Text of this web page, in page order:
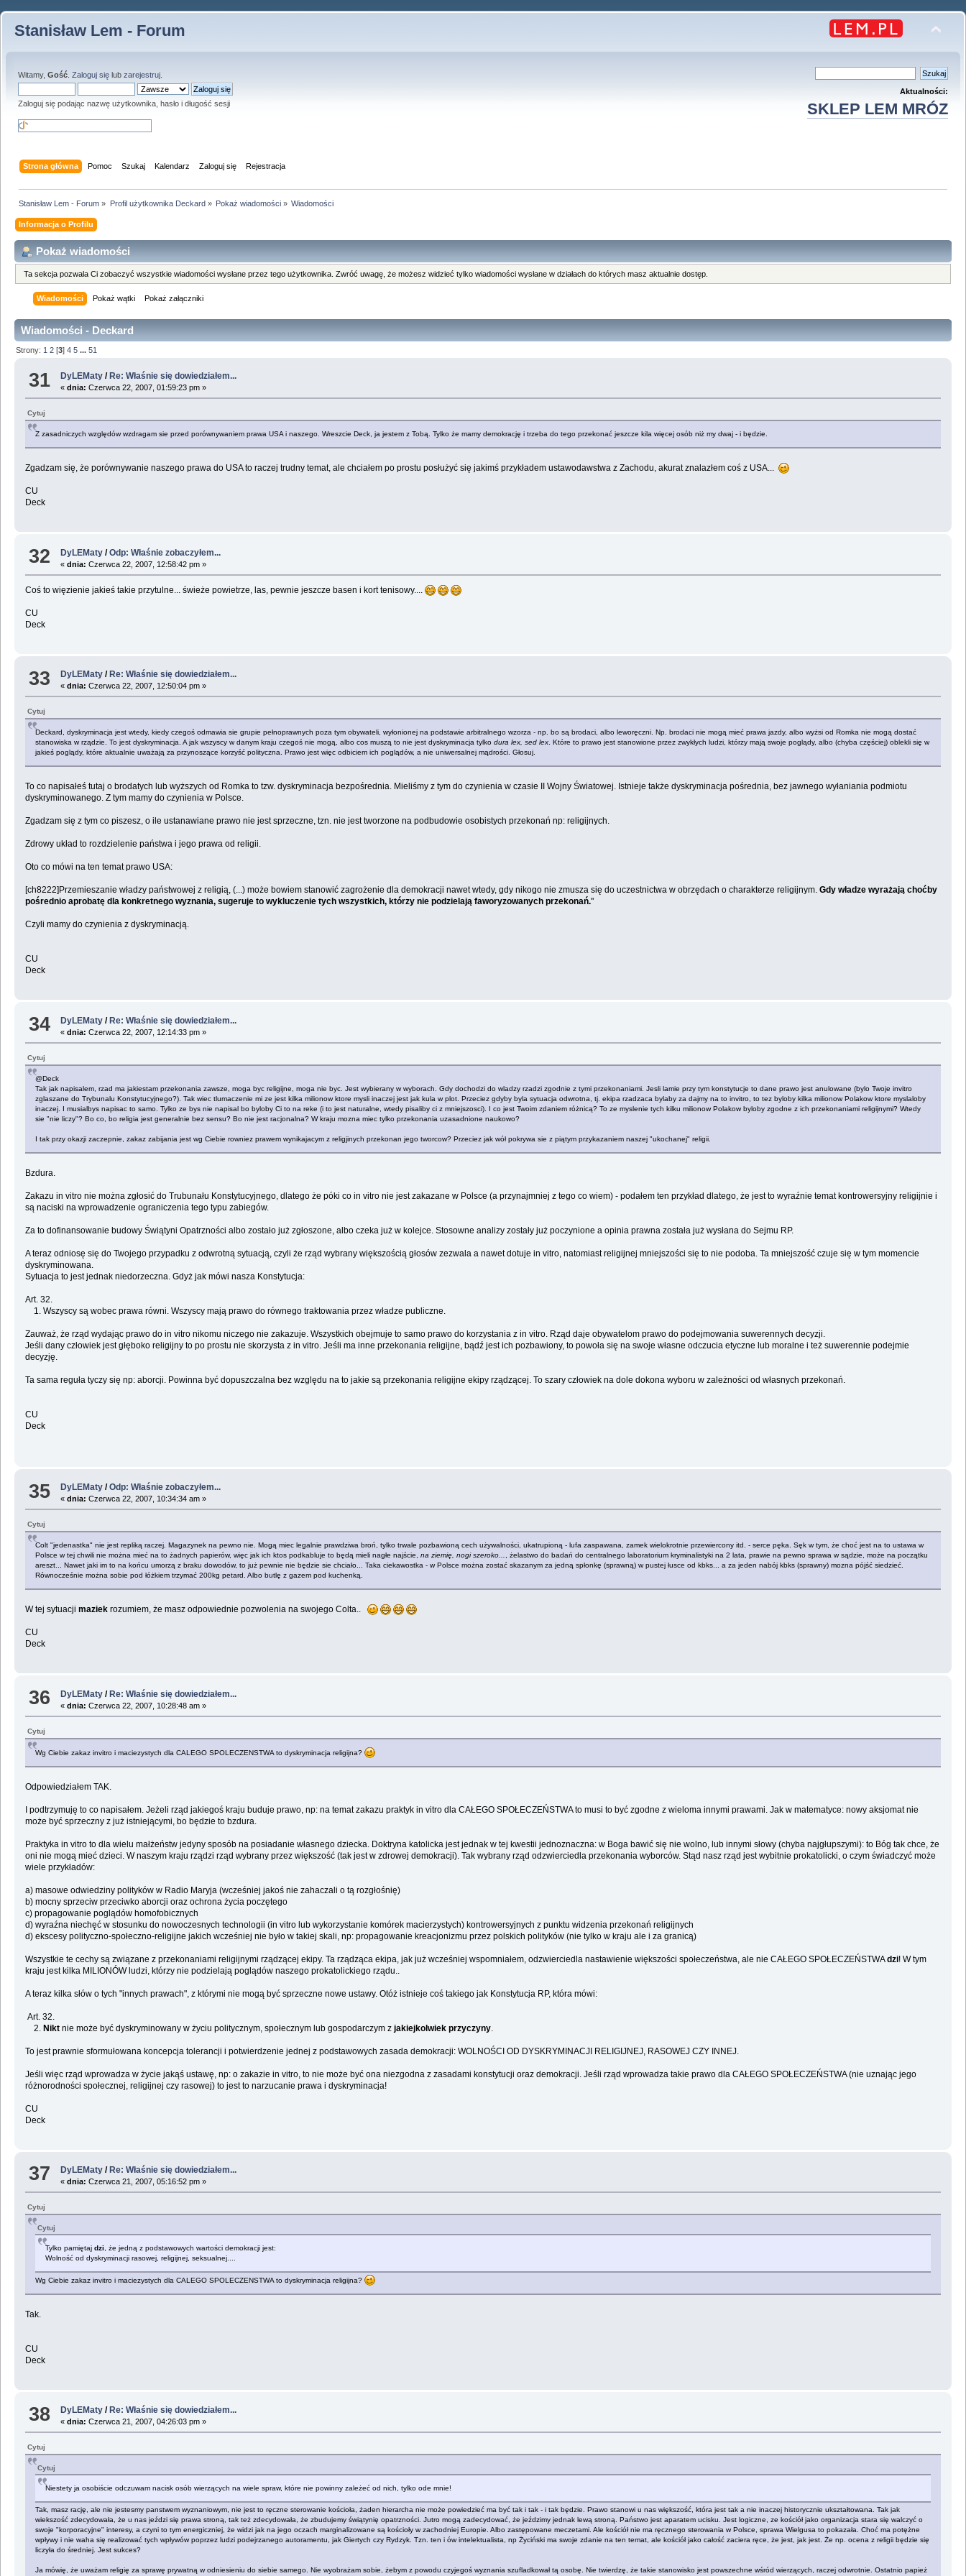
Stanisław Lem - Forum
Witamy, Gość Zaloguj się lub zarejestruj
Zaloguj się podając nazwę użytkownika, hasło i długość sesji
Aktualności:
SKLEP LEM MRÓZ
Strona główna Pomoc Szukaj Kalendarz Zaloguj się Rejestracja
Stanisław Lem - Forum » Profil użytkownika Deckard» Pokaż wiadomości» Wiadomości
Informacja o Profilu
Pokaż wiadomości
Ta sekcja pozwala Ci zobaczyć wszystkie wiadomości wysłane przez tego użytkownika. Zwróć uwagę, że możesz widzieć tylko wiadomości wysłane w działach do których masz aktualnie dostęp.
Wiadomości Pokaż wątki Pokaż załączniki
Wiadomości - Deckard
Strony: 1 2 [3]4 5 ...51
31 DyLEMaty / Re: Właśnie się dowiedziałem...
«dnia: Czerwca 22, 2007, 01:59:23 pm »
Cytuj
Z zasadniczych względów wzdragam sie przed porównywaniem prawa USA i naszego. Wreszcie Deck, ja jestem z Tobą. Tylko że mamy demokrację i trzeba do tego przekonać jeszcze kila więcej osób niż my dwaj - i będzie.
Zgadzam się, że porównywanie naszego prawa do USA to raczej trudny temat, ale chciałem po prostu posłużyć się jakimś przykładem ustawodawstwa z Zachodu, akurat znalazłem coś z USA...
CU
Deck
32 DyLEMaty /Odp: Właśnie zobaczyłem...
«dnia: Czerwca 22, 2007, 12:58:42 pm »
Coś to więzienie jakieś takie przytulne... świeże powietrze, las, pewnie jeszcze basen i kort tenisowy....
CU
Deck
33 DyLEMaty / Re: Właśnie się dowiedziałem...
«dnia: Czerwca 22, 2007, 12:50:04 pm »
Cytuj
Deckard, dyskryminacja jest wtedy, kiedy czegoś odmawia sie grupie pełnoprawnych poza tym obywateli, wyłonionej na podstawie arbitralnego wzorza - np. bo są brodaci, albo leworęczni. Np. brodaci nie mogą mieć prawa jazdy, albo wyżsi od Romka nie mogą dostać
stanowiska w rządzie. To jest dyskryminacja. A jak wszyscy w danym kraju czegoś nie mogą, albo cos muszą to nie jest dyskryminacja tylko dura lex, sed lex. Które to prawo jest stanowione przez zwykłych ludzi, którzy mają swoje poglądy, albo (chyba częściej) oblekli się w
jakieś poglądy, które aktualnie uważają za przynoszące korzyść polityczna. Prawo jest więc odbiciem ich poglądów, a nie uniwersalnej mądrości. Głosuj.
To co napisałeś tutaj o brodatych lub wyższych od Romka to tzw. dyskryminacja bezpośrednia. Mieliśmy z tym do czynienia w czasie II Wojny Światowej. Istnieje także dyskryminacja pośrednia, bez jawnego wyłaniania podmiotu
dyskryminowanego. Z tym mamy do czynienia w Polsce.
Zgadzam się z tym co piszesz, o ile ustanawiane prawo nie jest sprzeczne, tzn. nie jest tworzone na podbudowie osobistych przekonań np: religijnych.
Zdrowy układ to rozdzielenie państwa i jego prawa od religii.
Oto co mówi na ten temat prawo USA:
[ch8222]Przemieszanie władzy państwowej z religią, (...) może bowiem stanowić zagrożenie dla demokracji nawet wtedy, gdy nikogo nie zmusza się do uczestnictwa w obrzędach o charakterze religijnym. Gdy władze wyrażają choćby
pośrednio aprobatę dla konkretnego wyznania, sugeruje to wykluczenie tych wszystkich, którzy nie podzielają faworyzowanych przekonań."
Czyli mamy do czynienia z dyskryminacją.
CU
Deck
34 DyLEMaty /Re: Właśnie się dowiedziałem...
«dnia: Czerwca 22, 2007, 12:14:33 pm »
Cytuj
@Deck
Tak jak napisalem, rzad ma jakiestam przekonania zawsze, moga byc religijne, moga nie byc. Jest wybierany w wyborach. Gdy dochodzi do wladzy rzadzi zgodnie z tymi przekonaniami. Jesli lamie przy tym konstytucje to dane prawo jest anulowane (bylo Twoje invitro
zglaszane do Trybunalu Konstytucyjnego?). Tak wiec tlumaczenie mi ze jest kilka milionow ktore mysli inaczej jest jak kula w plot. Przeciez gdyby byla sytuacja odwrotna, tj. ekipa rzadzaca bylaby za dajmy na to invitro, to tez byloby kilka milionow Polakow ktore myslaloby
inaczej. I musialbys napisac to samo. Tylko ze bys nie napisal bo byloby Ci to na reke (i to jest naturalne, wtedy pisaliby ci z mniejszosci). I co jest Twoim zdaniem różnicą? To ze myslenie tych kilku milionow Polakow byloby zgodne z ich przekonaniami religijnymi? Wtedy
sie "nie liczy"? Bo co, bo religia jest generalnie bez sensu? Bo nie jest racjonalna? W kraju mozna miec tylko przekonania uzasadnione naukowo?
I tak przy okazji zaczepnie, zakaz zabijania jest wg Ciebie rowniez prawem wynikajacym z religjinych przekonan jego tworcow? Przeciez jak wół pokrywa sie z piątym przykazaniem naszej "ukochanej" religii.
Bzdura.
Zakazu in vitro nie można zgłosić do Trubunału Konstytucyjnego, dlatego że póki co in vitro nie jest zakazane w Polsce (a przynajmniej z tego co wiem) - podałem ten przykład dlatego, że jest to wyraźnie temat kontrowersyjny religijnie i
są naciski na wprowadzenie ograniczenia tego typu zabiegów.
Za to dofinansowanie budowy Świątyni Opatrzności albo zostało już zgłoszone, albo czeka już w kolejce. Stosowne analizy zostały już poczynione a opinia prawna została już wysłana do Sejmu RP.
A teraz odniosę się do Twojego przypadku z odwrotną sytuacją, czyli że rząd wybrany większością głosów zezwala a nawet dotuje in vitro, natomiast religijnej mniejszości się to nie podoba. Ta mniejszość czuje się w tym momencie
dyskryminowana.
Sytuacja to jest jednak niedorzeczna. Gdyż jak mówi nasza Konstytucja:
Art. 32.
1. Wszyscy są wobec prawa równi. Wszyscy mają prawo do równego traktowania przez władze publiczne.
Zauważ, że rząd wydając prawo do in vitro nikomu niczego nie zakazuje. Wszystkich obejmuje to samo prawo do korzystania z in vitro. Rząd daje obywatelom prawo do podejmowania suwerennych decyzji.
Jeśli dany człowiek jest głęboko religijny to po prostu nie skorzysta z in vitro. Jeśli ma inne przekonania religijne, bądź jest ich pozbawiony, to powoła się na swoje własne odczucia etyczne lub moralne i też suwerennie podejmie
decyzję.
Ta sama reguła tyczy się np: aborcji. Powinna być dopuszczalna bez względu na to jakie są przekonania religijne ekipy rządzącej. To szary człowiek na dole dokona wyboru w zależności od własnych przekonań.
CU
Deck
35 DyLEMaty /Odp: Właśnie zobaczyłem...
«dnia: Czerwca 22, 2007, 10:34:34 am »
Cytuj
Colt "jedenastka" nie jest repliką raczej. Magazynek na pewno nie. Mogą miec legalnie prawdziwa broń, tylko trwale pozbawioną cech używalności, ukatrupioną - lufa zaspawana, zamek wielokrotnie przewiercony itd. - serce pęka. Sęk w tym, że choć jest na to ustawa w
Polsce w tej chwili nie można mieć na to żadnych papierów, więc jak ich ktos podkabluje to będą mieli nagłe najście, na ziemię, nogi szeroko...
, żelastwo do badań do centralnego laboratorium kryminalistyki na 2 lata, prawie na pewno sprawa w sądzie, może na początku
areszt... Nawet jaki im to na końcu umorzą z braku dowodów, to już pewnie nie będzie sie chciało... Taka ciekawostka - w Polsce można zostać skazanym za jedną spłonkę (sprawną) w pustej łusce od kbks... a za jeden nabój kbks (sprawny) mozna pójść siedzieć.
Równocześnie można sobie pod łóżkiem trzymać 200kg petard. Albo butlę z gazem pod kuchenką.
W tej sytuacji maziekrozumiem, że masz odpowiednie pozwolenia na swojego Colta..
CU
Deck
36 DyLEMaty /Re: Właśnie się dowiedziałem...
«dnia: Czerwca 22, 2007, 10:28:48 am »
Cytuj
Wg Ciebie zakaz invitro i maciezystych dla CALEGO SPOLECZENSTWA to dyskryminacja religijna?
Odpowiedziałem TAK.
I podtrzymuję to co napisałem. Jeżeli rząd jakiegoś kraju buduje prawo, np: na temat zakazu praktyk in vitro dla CAŁEGO SPOŁECZEŃSTWA to musi to być zgodne z wieloma innymi prawami. Jak w matematyce: nowy aksjomat nie
może być sprzeczny z już istniejącymi, bo będzie to bzdura.
Praktyka in vitro to dla wielu małżeństw jedyny sposób na posiadanie własnego dziecka. Doktryna katolicka jest jednak w tej kwestii jednoznaczna: w Boga bawić się nie wolno, lub innymi słowy (chyba najgłupszymi): to Bóg tak chce, że
oni nie mogą mieć dzieci. W naszym kraju rządzi rząd wybrany przez większość (tak jest w zdrowej demokracji). Tak wybrany rząd odzwierciedla przekonania wyborców. Stąd nasz rząd jest wybitnie prokatolicki, o czym świadczyć może
wiele przykładów:
a) masowe odwiedziny polityków w Radio Maryja (wcześniej jakoś nie zahaczali o tą rozgłośnię)
b) mocny sprzeciw przeciwko aborcji oraz ochrona życia poczętego
c) propagowanie poglądów homofobicznych
d) wyraźna niechęć w stosunku do nowoczesnych technologii (in vitro lub wykorzystanie komórek macierzystych) kontrowersyjnych z punktu widzenia przekonań religijnych
d) ekscesy polityczno-społeczno-religijne jakich wcześniej nie było w takiej skali, np: propagowanie kreacjonizmu przez polskich polityków (nie tylko w kraju ale i za granicą)
Wszystkie te cechy są związane z przekonaniami religijnymi rządzącej ekipy. Ta rządząca ekipa, jak już wcześniej wspomniałem, odzwierciedla nastawienie większości społeczeństwa, ale nie CAŁEGO SPOŁECZEŃSTWAdzi! W tym
kraju jest kilka MILIONÓW ludzi, którzy nie podzielają poglądów naszego prokatolickiego rządu..
A teraz kilka słów o tych "innych prawach", z którymi nie mogą być sprzeczne nowe ustawy. Otóż istnieje coś takiego jak Konstytucja RP, która mówi:
Art. 32.
2. Niktnie może być dyskryminowany w życiu politycznym, społecznym lub gospodarczym z jakiejkolwiek przyczyny.
To jest prawnie sformułowana koncepcja tolerancji i potwierdzenie jednej z podstawowych zasada demokracji: WOLNOŚCI OD DYSKRYMINACJI RELIGIJNEJ, RASOWEJ CZY INNEJ.
Jeśli więc rząd wprowadza w życie jakąś ustawę, np: o zakazie in vitro, to nie może być ona niezgodna z zasadami konstytucji oraz demokracji. Jeśli rząd wprowadza takie prawo dla CAŁEGO SPOŁECZEŃSTWA (nie uznając jego
różnorodności społecznej, religijnej czy rasowej) to jest to narzucanie prawa i dyskryminacja!
CU
Deck
37 DyLEMaty / Re: Właśnie się dowiedziałem...
«dnia: Czerwca 21, 2007, 05:16:52 pm »
Cytuj
Cytuj
Tylko pamiętaj dzi , że jedną z podstawowych wartości demokracji jest:
Wolność od dyskryminacji rasowej, religijnej, seksualnej....
Wg Ciebie zakaz invitro i maciezystych dla CALEGO SPOLECZENSTWA to dyskryminacja religijna?
Tak.
CU
Deck
38 DyLEMaty / Re: Właśnie się dowiedziałem...
«dnia: Czerwca 21, 2007, 04:26:03 pm »
Cytuj
Cytuj
Niestety ja osobiście odczuwam nacisk osób wierzących na wiele spraw, które nie powinny zależeć od nich, tylko ode mnie!
Tak, masz rację, ale nie jestesmy panstwem wyznaniowym, nie jest to ręczne sterowanie kościoła, żaden hierarcha nie może powiedzieć ma być tak i tak - i tak będzie. Prawo stanowi u nas większość, która jest tak a nie inaczej historycznie ukształtowana. Tak jak
wiekszość zdecydowała, że u nas jeździ się prawa stroną, tak też zdecydowała, że zbudujemy świątynię opatrzności. Jutro mogą zadecydować, że jeździmy jednak lewą stroną. Państwo jest aparatem ucisku. Jest logiczne, ze kościół jako organizacja stara się walczyć o
swoje "korporacyjne" interesy, a czyni to tym energiczniej, że widzi jak na jego oczach marginalizowane są kościoły w zachodniej Europie. Albo zastępowane meczetami. Ale kościół nie ma ręcznego sterowania w Polsce, sprawa Wielgusa to pokazała. Choć ma potężne
wpływy i nie waha się realizować tych wpływów poprzez ludzi podejrzanego autoramentu, jak Giertych czy Rydzyk. Tzn. ten i ów intelektualista, np Życiński ma swoje zdanie na ten temat, ale kościół jako całość zaciera ręce, że jest, jak jest. Że np. ocena z religii będzie się
liczyła do średniej. Jest sukces?
Ja mówię, że uważam religię za sprawę prywatną w odniesieniu do siebie samego. Nie wyobrażam sobie, żebym z powodu czyjegoś wyznania szufladkował tą osobę. Nie twierdzę, że takie stanowisko jest powszechne wśród wierzących, raczej odwrotnie. Ostatnio papież